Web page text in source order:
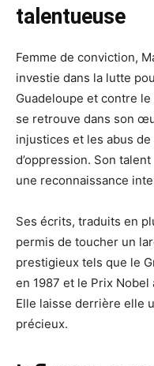
talentueuse
Femme de conviction,
investie dans la lutte
Guadeloupe et contre
se retrouve dans son
injustices et les abus
d’oppression. Son
une reconnaissance
Ses écrits, traduits en
permis de toucher un
prestigieux tels que le
en 1987 et le Prix
Elle laisse derrière elle
précieux.